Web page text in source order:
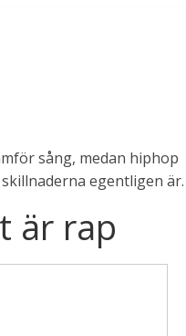
sång, medan hiphop
egentligen är.
är rap